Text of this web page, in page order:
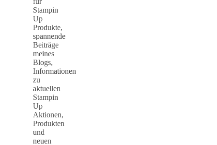
Stampin
Up
Produkte,
spannende
Beiträge
meines
Blogs,
Informationen
zu
aktuellen
Stampin
Up
Aktionen,
Produkten
und
neuen